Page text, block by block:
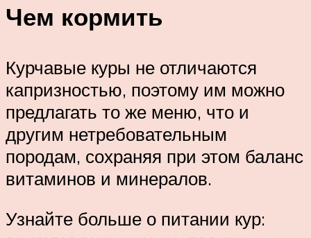
Чем кормить
Курчавые куры не отличаются
капризностью, поэтому им можно
предлагать то же меню, что и
другим нетребовательным
породам, сохраняя при этом баланс
витаминов и минералов.
Узнайте больше о питании кур: